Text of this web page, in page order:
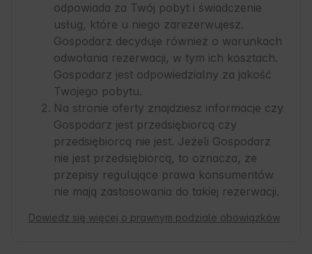
odpowiada za Twój pobyt i świadczenie
usług, które u niego zarezerwujesz.
Gospodarz decyduje również o warunkach
odwołania rezerwacji, w tym ich kosztach.
Gospodarz jest odpowiedzialny za jakość
Twojego pobytu.
Na stronie oferty znajdziesz informacje czy
Gospodarz jest przedsiębiorcą czy
przedsiębiorcą nie jest. Jeżeli Gospodarz
nie jest przedsiębiorcą, to oznacza, że
przepisy regulujące prawa konsumentów
nie mają zastosowania do takiej rezerwacji.
Dowiedz się więcej o prawnym podziale obowiązków